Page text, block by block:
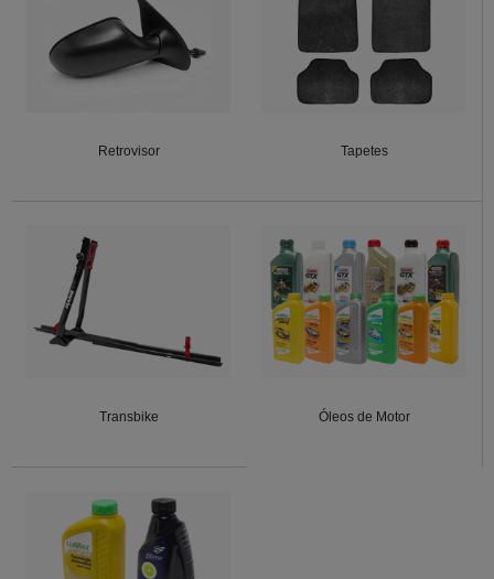
Retrovisor Tapetes
Transbike Óleos de Motor